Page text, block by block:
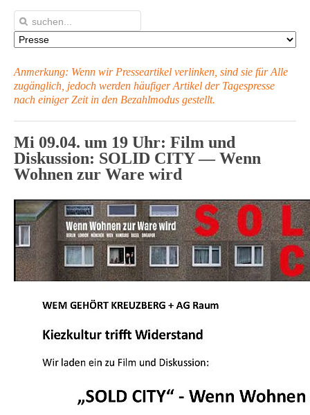
Anmerkung: Wenn wir Presseartikel verlinken, sind sie für Alle
zugänglich, jedoch werden häufiger Artikel der Tagespresse
nach einiger Zeit in den Bezahlmodus gestellt.
Mi 09.04. um 19 Uhr: Film und
Diskussion: SOLID CITY — Wenn
Wohnen zur Ware wird